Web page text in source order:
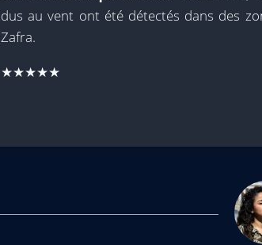
dus au vent ont été détectés dans des
Zafra.
★★★★★